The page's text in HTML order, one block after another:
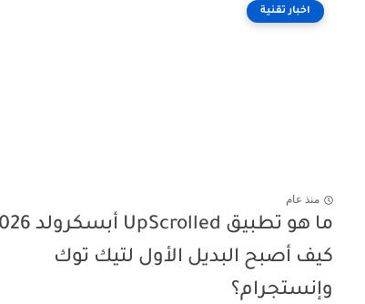
اخبار تقنية
منذ عام
كيف أصبح البديل الأول لتيك توك
وإنستجرام؟